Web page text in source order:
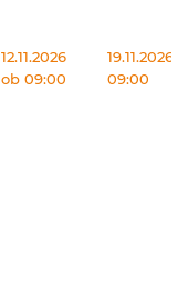
12.11.2026
ob 09:00
19.11.2026
09:00